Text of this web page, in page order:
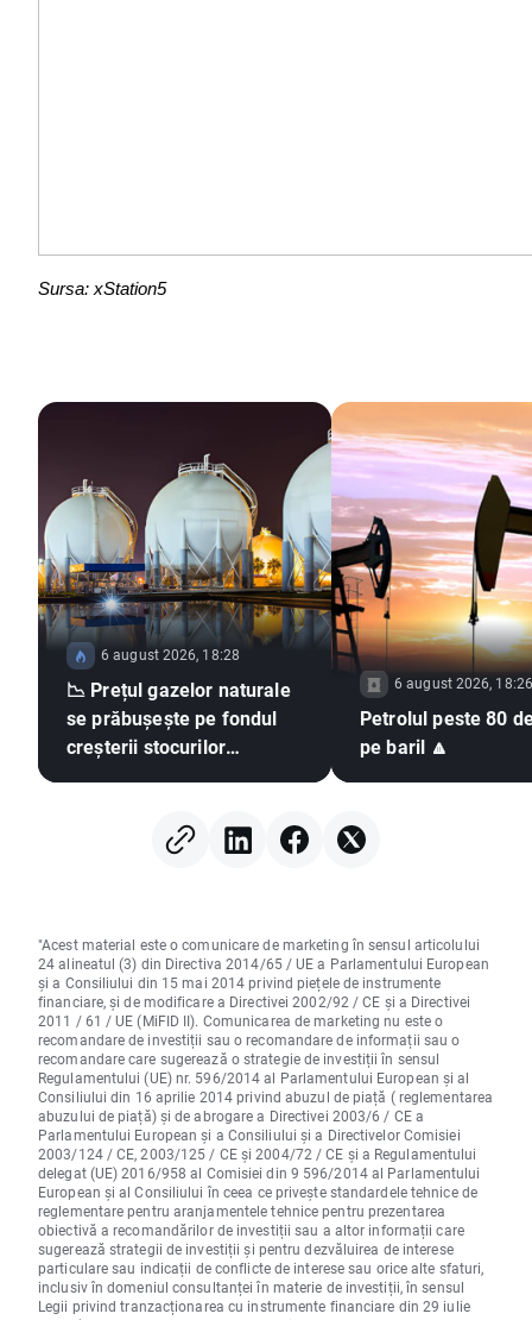
Sursa: xStation5
6 august 2026, 18:28
📉 Prețul gazelor naturale
se prăbușește pe fondul
creșterii stocurilor
6 august 2026, 18:26
Petrolul peste 80
pe baril 🔼
"Acest material este o comunicare de marketing în sensul articolului
24 alineatul (3) din Directiva 2014/65 / UE a Parlamentului European
și a Consiliului din 15 mai 2014 privind piețele de instrumente
financiare, și de modificare a Directivei 2002/92 / CE și a Directivei
2011 / 61 / UE (MiFID II). Comunicarea de marketing nu este o
recomandare de investiții sau o recomandare de informații sau o
recomandare care sugerează o strategie de investiții în sensul
Regulamentului (UE) nr. 596/2014 al Parlamentului European și al
Consiliului din 16 aprilie 2014 privind abuzul de piață ( reglementarea
abuzului de piață) și de abrogare a Directivei 2003/6 / CE a
Parlamentului European și a Consiliului și a Directivelor Comisiei
2003/124 / CE, 2003/125 / CE și 2004/72 / CE și a Regulamentului
delegat (UE) 2016/958 al Comisiei din 9 596/2014 al Parlamentului
European și al Consiliului în ceea ce privește standardele tehnice de
reglementare pentru aranjamentele tehnice pentru prezentarea
obiectivă a recomandărilor de investiții sau a altor informații care
sugerează strategii de investiții și pentru dezvăluirea de interese
particulare sau indicații de conflicte de interese sau orice alte sfaturi,
inclusiv în domeniul consultanței în materie de investiții, în sensul
Legii privind tranzacționarea cu instrumente financiare din 29 iulie